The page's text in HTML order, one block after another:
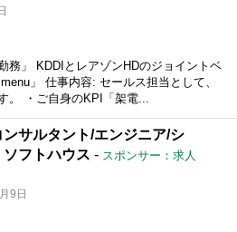
務」 KDDIとレアゾンHDのジョイントベ
」 仕事内容: セールス担当として、
。 ・ご自身のKPI「架電...
サルタント/エンジニア/シ
フトハウス - スポンサー：求人
9日